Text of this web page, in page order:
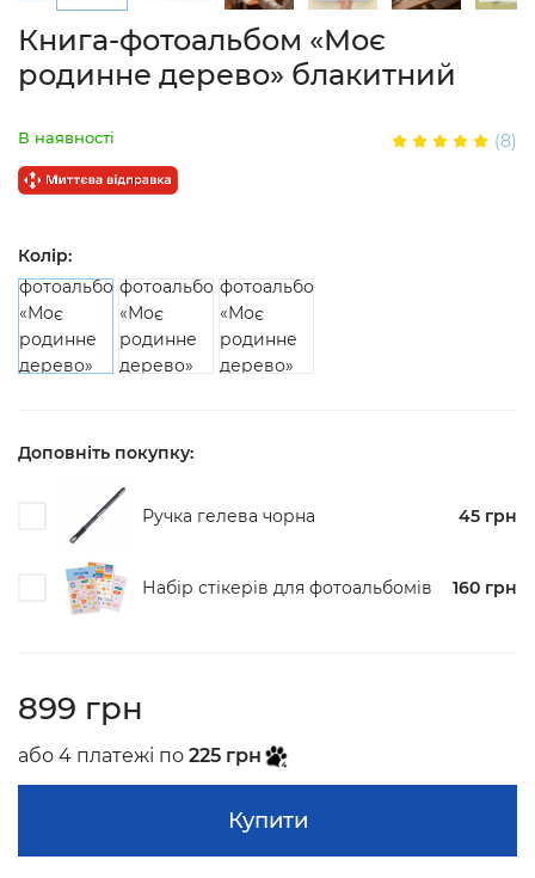
Книга-фотоальбом «Моє
родинне дерево» блакитний
В наявності (8)
Колір:
Доповніть покупку:
Ручка гелева чорна 45 грн
Набір стікерів для фотоальбомiв 160 грн
899 грн
або 4 платежі по 225 грн
Купити